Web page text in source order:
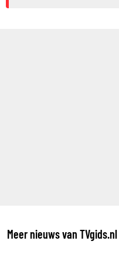
Meer nieuws van TVgids.nl